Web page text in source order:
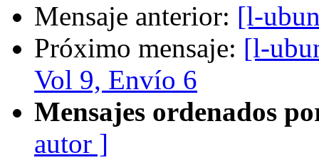
Mensaje anterior: [l-
Próximo mensaje: [l-
Vol 9, Envío 6
Mensajes ordenados
autor ]